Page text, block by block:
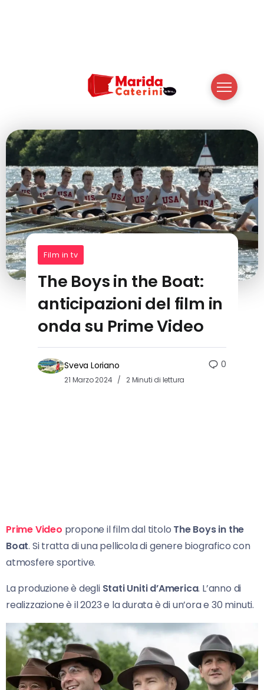
Film in tv
The Boys in the Boat:
anticipazioni del film in
onda su Prime Video
Sveva Loriano
21 Marzo 2024 2 Minuti di lettura
0
Prime Video propone il film dal titolo The Boys in the
Boat. Si tratta di una pellicola di genere biografico con
atmosfere sportive.
La produzione è degli Stati Uniti d’America. L’anno di
realizzazione è il 2023 e la durata è di un’ora e 30 minuti.